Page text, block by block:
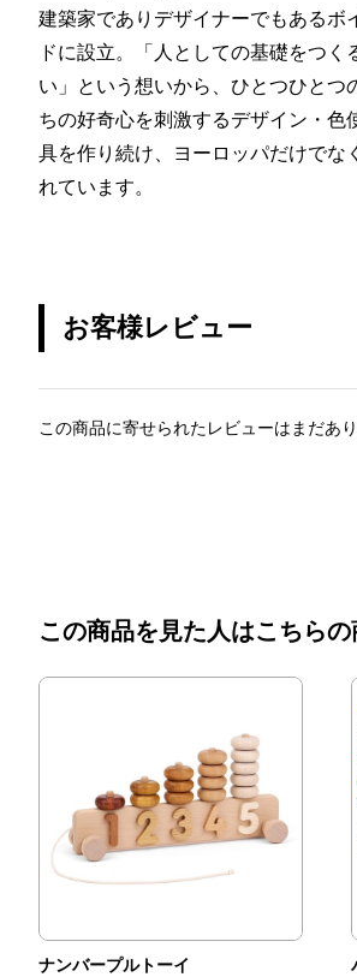
建築家でありデザイナーでもあるボ
ドに設立。「人としての基礎をつ
い」という想いから、ひとつひとつ
ちの好奇心を刺激するデザイン・
具を作り続け、ヨーロッパだけでな
れています。
お客様レビュー
この商品に寄せられたレビューはまだあり
この商品を見た人はこちら
ナンバープルトーイ